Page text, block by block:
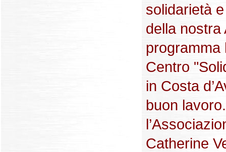
solidarietà
della nostra
programma
Centro
in Costa
buon
Catherine